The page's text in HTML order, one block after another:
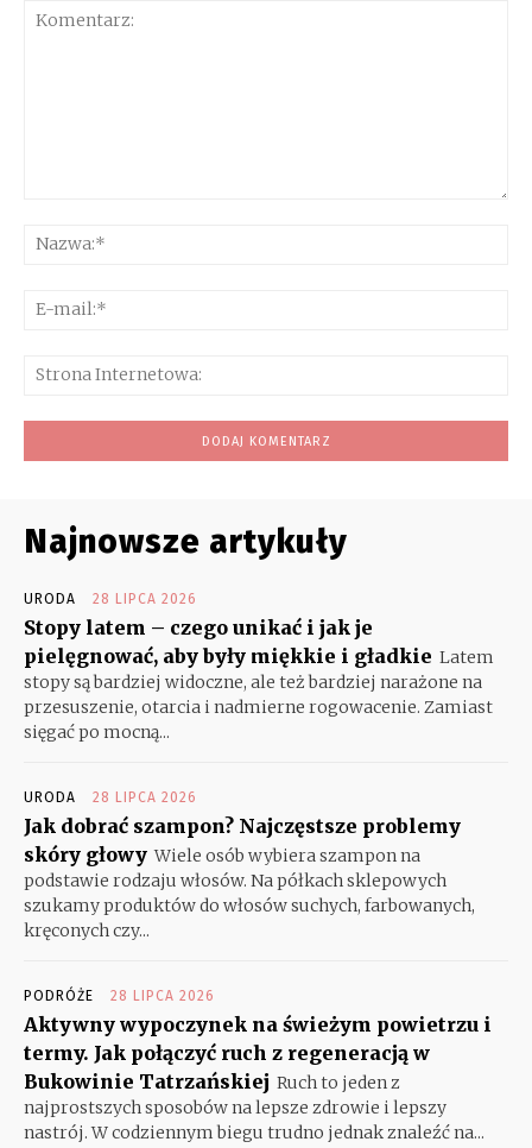
Najnowsze artykuły
URODA 28 LIPCA 2026
Stopy latem – czego unikać i jak je
pielęgnować, aby były miękkie i gładkie Latem
stopy są bardziej widoczne, ale też bardziej narażone na
przesuszenie, otarcia i nadmierne rogowacenie. Zamiast
sięgać po mocną...
URODA 28 LIPCA 2026
Jak dobrać szampon? Najczęstsze problemy
skóry głowy Wiele osób wybiera szampon na
podstawie rodzaju włosów. Na półkach sklepowych
szukamy produktów do włosów suchych, farbowanych,
kręconych czy...
PODRÓŻE 28 LIPCA 2026
Aktywny wypoczynek na świeżym powietrzu i
termy. Jak połączyć ruch z regeneracją w
Bukowinie Tatrzańskiej Ruch to jeden z
najprostszych sposobów na lepsze zdrowie i lepszy
nastrój. W codziennym biegu trudno jednak znaleźć na...